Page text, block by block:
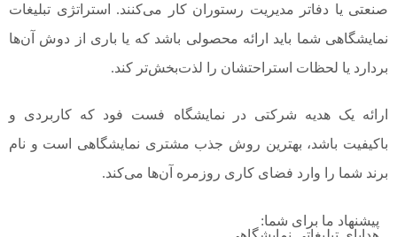
صنعتی یا دفاتر مدیریت رستوران کار می‌کنند. استراتژی تبلیغات
نمایشگاهی شما باید ارائه محصولی باشد که یا باری از دوش آن‌ها
بردارد یا لحظات استراحتشان را لذت‌بخش‌تر کند.
ارائه یک هدیه شرکتی در نمایشگاه فست فود که کاربردی و
باکیفیت باشد، بهترین روش جذب مشتری نمایشگاهی است و نام
برند شما را وارد فضای کاری روزمره آن‌ها می‌کند.
پیشنهاد ما برای شما: